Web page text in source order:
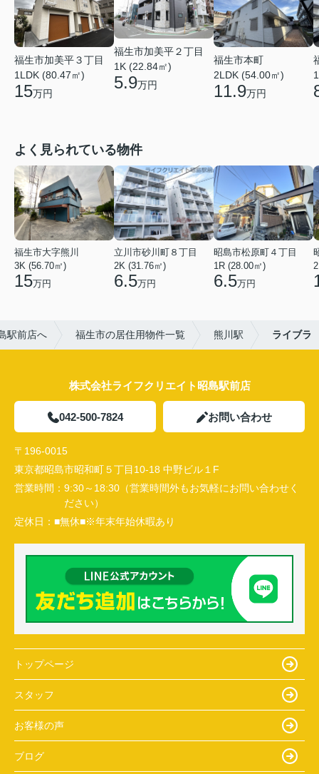
福生市加美平３丁目
1LDK (80.47㎡)
15万円
福生市加美平２丁目
1K (22.84㎡)
5.9万円
福生市本町
2LDK (54.00㎡)
11.9万円
よく見られている物件
福生市大字熊川
3K (56.70㎡)
15万円
立川市砂川町８丁目
2K (31.76㎡)
6.5万円
昭島市松原町４丁目
1R (28.00㎡)
6.5万円
駅前店へ 福生市の居住用物件一覧 熊川駅 ライブラ
株式会社ライフクリエイト昭島駅前店
042-500-7824 お問い合わせ
〒196-0015
東京都昭島市昭和町５丁目10-18 中野ビル１F
営業時間： 9:30～18:30（営業時間外もお気軽にお問い合わせく
ださい）
定休日： ■無休■※年末年始休暇あり
トップページ
スタッフ
お客様の声
ブログ